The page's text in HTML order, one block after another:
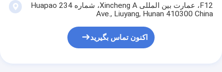
F12، عمارت بین المللی Xincheng A، شماره 234 Huapao
Ave., Liuyang, Hunan 410300 China
اکنون تماس بگیرید